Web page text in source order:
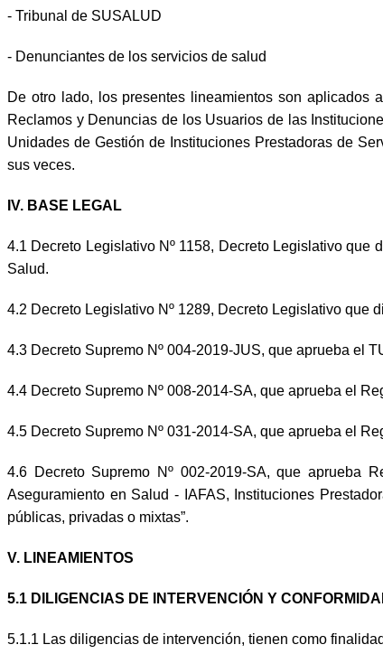
- Tribunal de SUSALUD
- Denunciantes de los servicios de salud
De otro lado, los presentes lineamientos son aplicados
Reclamos y Denuncias de los Usuarios de las
Unidades de Gestión de Instituciones Prestadoras de
sus veces.
IV. BASE LEGAL
4.1 Decreto Legislativo Nº 1158, Decreto Legislativo
Salud.
4.2 Decreto Legislativo Nº 1289, Decreto Legislativo
4.3 Decreto Supremo Nº 004-2019-JUS, que aprueba el
4.4 Decreto Supremo Nº 008-2014-SA, que aprueba el
4.5 Decreto Supremo Nº 031-2014-SA, que aprueba el
4.6 Decreto Supremo Nº 002-2019-SA, que aprueba
Aseguramiento en Salud - IAFAS, Instituciones
públicas, privadas o mixtas”.
V. LINEAMIENTOS
5.1 DILIGENCIAS DE INTERVENCIÓN Y
5.1.1 Las diligencias de intervención, tienen como